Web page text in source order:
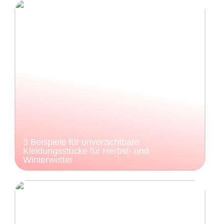
3 Beispiele für unverzichtbare
Kleidungsstücke für Herbst- und
Winterwetter